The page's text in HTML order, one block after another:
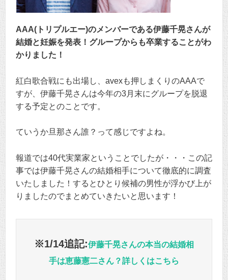
AAA(トリプルエー)のメンバーである伊藤千晃さんが
結婚と妊娠を発表！グループからも卒業することがわ
かりました！
紅白歌合戦にも出場し、avexも押しまくりのAAAで
すが、伊藤千晃さんは今年の3月末にグループを脱退
する予定とのことです。
ていうか旦那さん誰？って感じですよね。
報道では40代実業家ということでしたが・・・この記
事では伊藤千晃さんの結婚相手について徹底的に調査
いたしました！するとひとり候補の男性が浮かび上が
りましたのでまとめていきたいと思います！
※1/14追記:伊藤千晃さんの本当の結婚相
手は恵藤憲二さん？詳しくはこちら